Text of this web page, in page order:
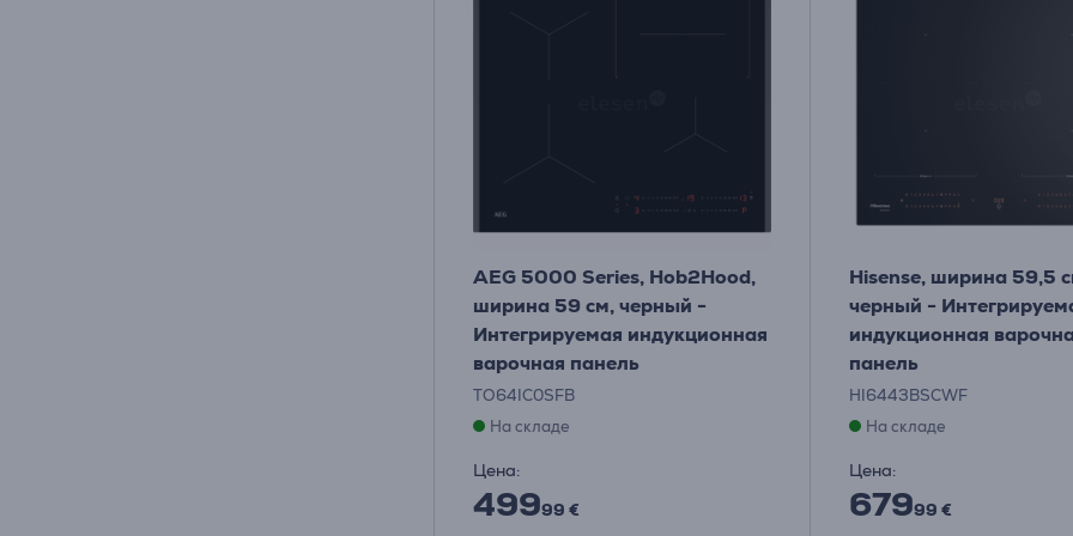
AEG 5000 Series, Hob2Hood,
ширина 59 см, черный -
Интегрируемая индукционная
варочная панель
TO64IC0SFB
На складе
Цена:
49999 €
Hisense, ширина 59,5
черный -
индукционная
панель
HI6443BSCWF
На складе
Цена:
67999 €